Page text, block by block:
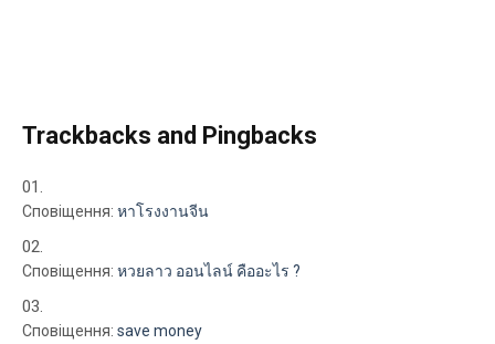
Trackbacks and Pingbacks
Сповіщення: หาโรงงานจีน
Сповіщення: หวยลาว ออนไลน์ คืออะไร ?
Сповіщення: save money